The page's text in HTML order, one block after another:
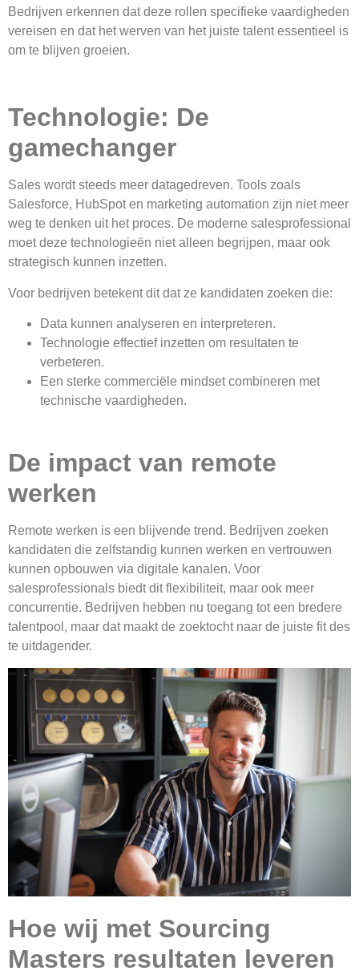
Bedrijven erkennen dat deze rollen specifieke vaardigheden
vereisen en dat het werven van het juiste talent essentieel is
om te blijven groeien.
Technologie: De
gamechanger
Sales wordt steeds meer datagedreven. Tools zoals
Salesforce, HubSpot en marketing automation zijn niet meer
weg te denken uit het proces. De moderne salesprofessional
moet deze technologieën niet alleen begrijpen, maar ook
strategisch kunnen inzetten.
Voor bedrijven betekent dit dat ze kandidaten zoeken die:
Data kunnen analyseren en interpreteren.
Technologie effectief inzetten om resultaten te
verbeteren.
Een sterke commerciële mindset combineren met
technische vaardigheden.
De impact van remote
werken
Remote werken is een blijvende trend. Bedrijven zoeken
kandidaten die zelfstandig kunnen werken en vertrouwen
kunnen opbouwen via digitale kanalen. Voor
salesprofessionals biedt dit flexibiliteit, maar ook meer
concurrentie. Bedrijven hebben nu toegang tot een bredere
talentpool, maar dat maakt de zoektocht naar de juiste fit des
te uitdagender.
Hoe wij met Sourcing
Masters resultaten leveren